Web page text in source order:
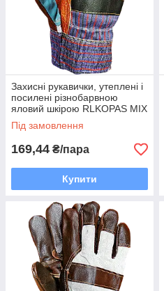
Захисні рукавички, утеплені і
посилені різнобарвною
яловий шкірою RLKOPAS MIX
Під замовлення
169,44 ₴/пара
Купити